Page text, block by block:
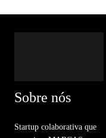
Sobre nós
Startup colaborativa que